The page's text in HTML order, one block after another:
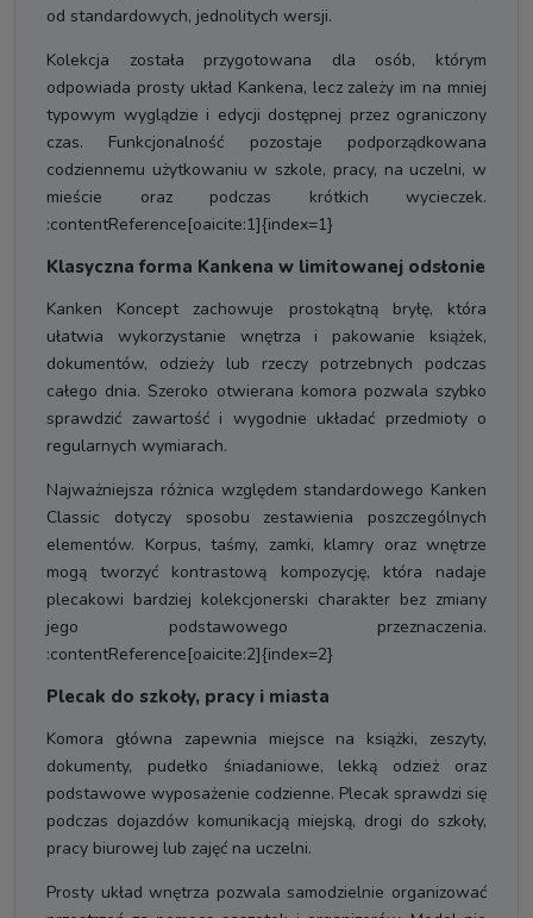
od standardowych, jednolitych wersji.
Kolekcja została przygotowana dla osób, którym
odpowiada prosty układ Kankena, lecz zależy im na mniej
typowym wyglądzie i edycji dostępnej przez ograniczony
czas. Funkcjonalność pozostaje podporządkowana
codziennemu użytkowaniu w szkole, pracy, na uczelni, w
mieście oraz podczas krótkich wycieczek.
:contentReference[oaicite:1]{index=1}
Klasyczna forma Kankena w limitowanej odsłonie
Kanken Koncept zachowuje prostokątną bryłę, która
ułatwia wykorzystanie wnętrza i pakowanie książek,
dokumentów, odzieży lub rzeczy potrzebnych podczas
całego dnia. Szeroko otwierana komora pozwala szybko
sprawdzić zawartość i wygodnie układać przedmioty o
regularnych wymiarach.
Najważniejsza różnica względem standardowego Kanken
Classic dotyczy sposobu zestawienia poszczególnych
elementów. Korpus, taśmy, zamki, klamry oraz wnętrze
mogą tworzyć kontrastową kompozycję, która nadaje
plecakowi bardziej kolekcjonerski charakter bez zmiany
jego podstawowego przeznaczenia.
:contentReference[oaicite:2]{index=2}
Plecak do szkoły, pracy i miasta
Komora główna zapewnia miejsce na książki, zeszyty,
dokumenty, pudełko śniadaniowe, lekką odzież oraz
podstawowe wyposażenie codzienne. Plecak sprawdzi się
podczas dojazdów komunikacją miejską, drogi do szkoły,
pracy biurowej lub zajęć na uczelni.
Prosty układ wnętrza pozwala samodzielnie organizować